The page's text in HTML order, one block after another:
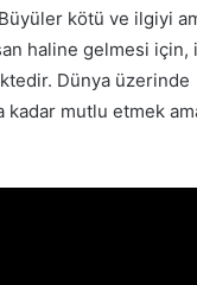
kötü ve ilgiyi
haline gelmesi için,
Dünya üzerinde
kadar mutlu etmek